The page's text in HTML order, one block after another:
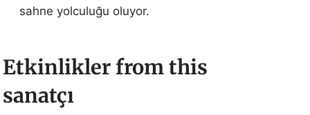
sahne yolculuğu oluyor.
Etkinlikler from this
sanatçı